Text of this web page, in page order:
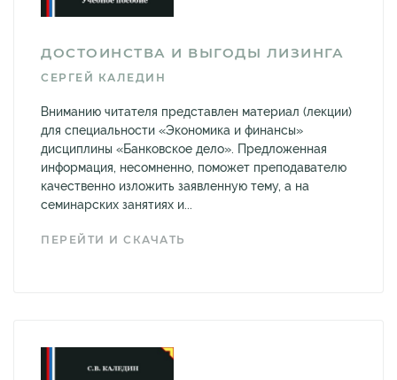
ДОСТОИНСТВА И ВЫГОДЫ ЛИЗИНГА
СЕРГЕЙ КАЛЕДИН
Вниманию читателя представлен материал (лекции)
для специальности «Экономика и финансы»
дисциплины «Банковское дело». Предложенная
информация, несомненно, поможет преподавателю
качественно изложить заявленную тему, а на
семинарских занятиях и...
ПЕРЕЙТИ И СКАЧАТЬ